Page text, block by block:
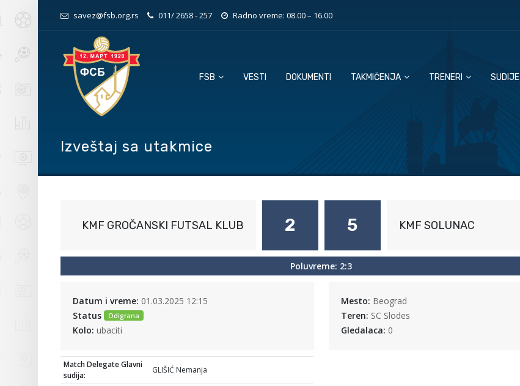
savez@fsb.org.rs 011/ 2658 - 257 Radno vreme: 08.00 – 16.00
FSB VESTI DOKUMENTI TAKMIČENJA TRENERI SUDIJE
Izveštaj sa utakmice
KMF GROČANSKI FUTSAL KLUB 2 5 KMF SOLUNAC
Poluvreme: 2:3
Datum i vreme: 01.03.2025 12:15
Status
Odigrana
Kolo: ubaciti
Mesto: Beograd
Teren: SC Slodes
Gledalaca: 0
Match Delegate Glavni
sudija:
GLIŠIĆ Nemanja